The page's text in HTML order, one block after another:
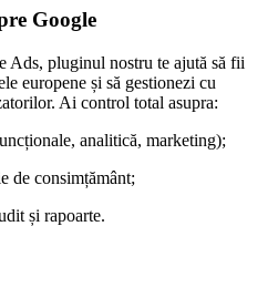
Google
Ads, pluginul nostru te ajută să fii
europene și să gestionezi cu
Ai control total asupra:
analitică, marketing);
de consimțământ;
și rapoarte.